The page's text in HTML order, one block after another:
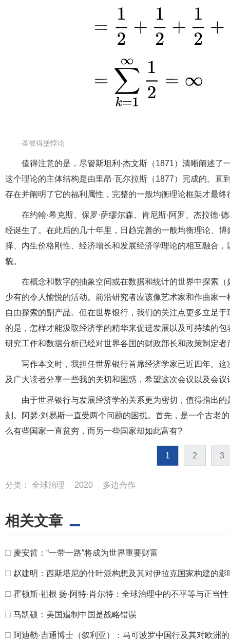
圣彼得堡悖论
值得注意的是，尽管斯坦利·杰文斯（1871）清晰阐述
这个理论的主体结构是由里昂·瓦尔拉斯（1877）完成的。直
存在并阐明了它的福利属性，完整的一般均衡理论框架才最终
在约翰·希克斯、保罗·萨缪尔森、肯尼斯·阿罗、杰拉德
经诞生了。在此后的几十年里，日趋完善的一般均衡理论、
择、内生价格刚性、经济增长和发展经济学理论的相互融合
貌。
在概念和数字的抽象空间或在数据和统计的世界中探索
少有的令人愉悦的活动。前沿研究者应该像艺术家和作曲家
自由探索的副产品。但在世界银行，我们的关注点更多立足
的是，怎样才能汲取经济学的精华来促进发展以及可持续的
研究工作和数据分析已经对世界各国的财政部长和政策制定
写作本文时，我担任世界银行首席经济学家已近四年。
及广大读者分享一些我的关切和困惑，希望这次会议以及会
由于世界银行与发展经济学的关系更为密切，值得指出
刻。阿瑟·刘易斯一直受两个问题的困扰。首先，是一个古老
么有些国家一直贫穷，而另一些国家却如此富有?
1 2 3
分类： 全球治理 2020 多边合作
相关文章
□ 麦安哲：“一带一路”将成为世界重要财富
□ 赵建明：西斯塔尼的什叶派构想及其对伊拉克国家构建的影
□ 霍顿斯·祖根 扬·阿特·肖尔特：全球治理中的不平等与正当
□ 马凯硕：美国遏制中国是战略错误
□ 阿迪勒·吉通博士（叙利亚）：马可波罗中国行及其对欧洲